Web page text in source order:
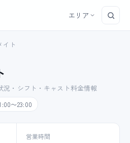
エリア
イト
・シフト・キャスト料金情報
〜23:00
営業時間